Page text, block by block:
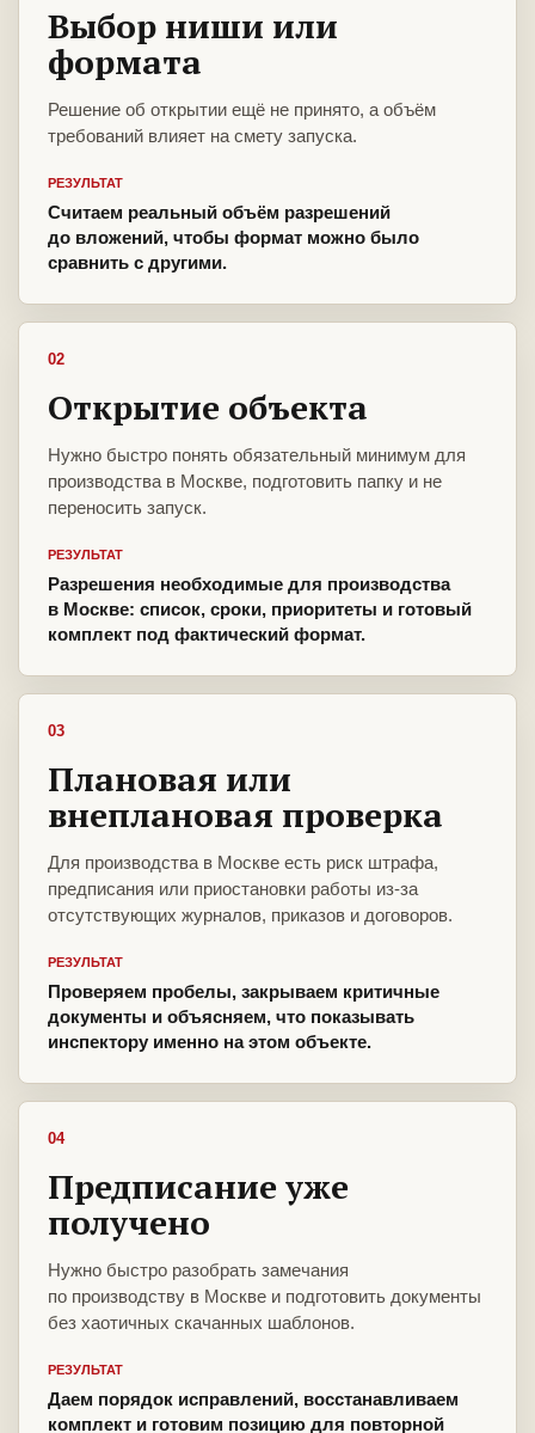
Выбор ниши или
формата
Решение об открытии ещё не принято, а объём
требований влияет на смету запуска.
РЕЗУЛЬТАТ
Считаем реальный объём разрешений
до вложений, чтобы формат можно было
сравнить с другими.
02
Открытие объекта
Нужно быстро понять обязательный минимум для
производства в Москве, подготовить папку и не
переносить запуск.
РЕЗУЛЬТАТ
Разрешения необходимые для производства
в Москве: список, сроки, приоритеты и готовый
комплект под фактический формат.
03
Плановая или
внеплановая проверка
Для производства в Москве есть риск штрафа,
предписания или приостановки работы из-за
отсутствующих журналов, приказов и договоров.
РЕЗУЛЬТАТ
Проверяем пробелы, закрываем критичные
документы и объясняем, что показывать
инспектору именно на этом объекте.
04
Предписание уже
получено
Нужно быстро разобрать замечания
по производству в Москве и подготовить документы
без хаотичных скачанных шаблонов.
РЕЗУЛЬТАТ
Даем порядок исправлений, восстанавливаем
комплект и готовим позицию для повторной